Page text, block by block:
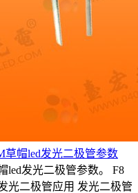
草帽led发光二极管参数
led发光二极管参数。 F8
光二极管应用 发光二极管